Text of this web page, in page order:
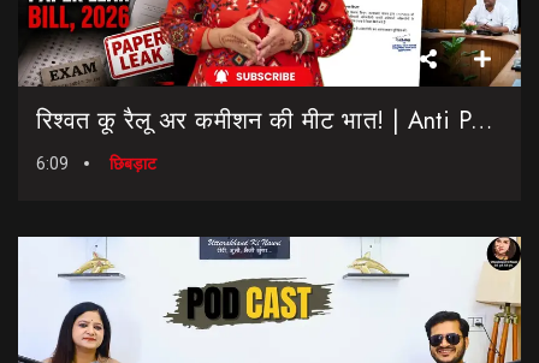
रिश्वत कू रैलू अर कमीशन की मीट भात! | Anti Paper Leak Bill 2026 | Saptahik Chhiprat
6:09 छिबड़ाट